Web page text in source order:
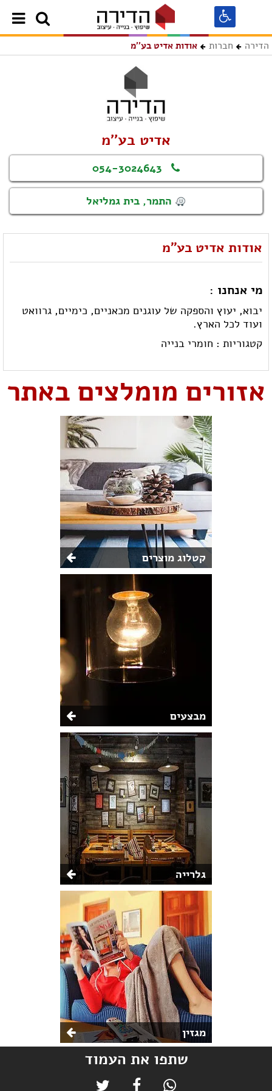
הדירה חברות אודות אדיט בע''מ
אדיט בע''מ
054-3024643
התמר, בית גמליאל
אודות אדיט בע''מ
מי אנחנו :
יבוא, יעוץ והספקה של עוגנים מכאניים, כימיים, גרוואט
ועוד לכל הארץ.
קטגוריות : חומרי בנייה
אזורים מומלצים באתר
קטלוג מוצרים
מבצעים
גלרייה
מגזין
שתפו את העמוד